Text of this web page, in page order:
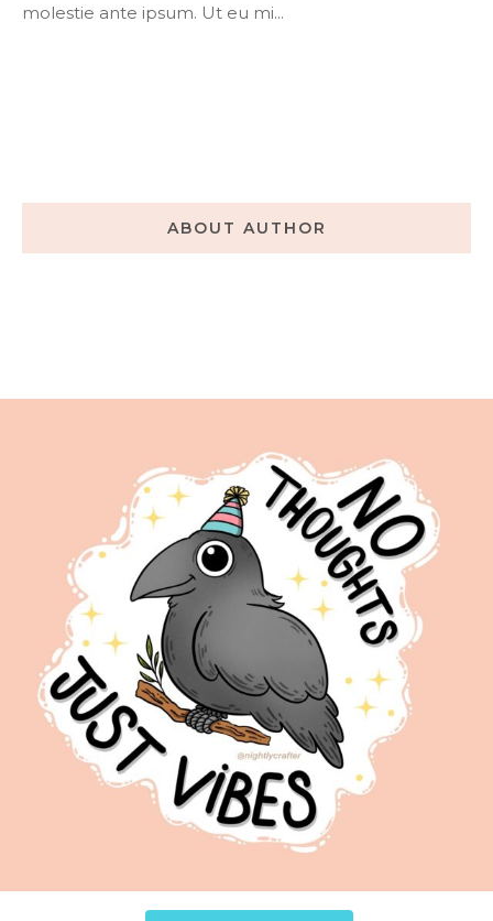
molestie ante ipsum. Ut eu mi...
ABOUT AUTHOR